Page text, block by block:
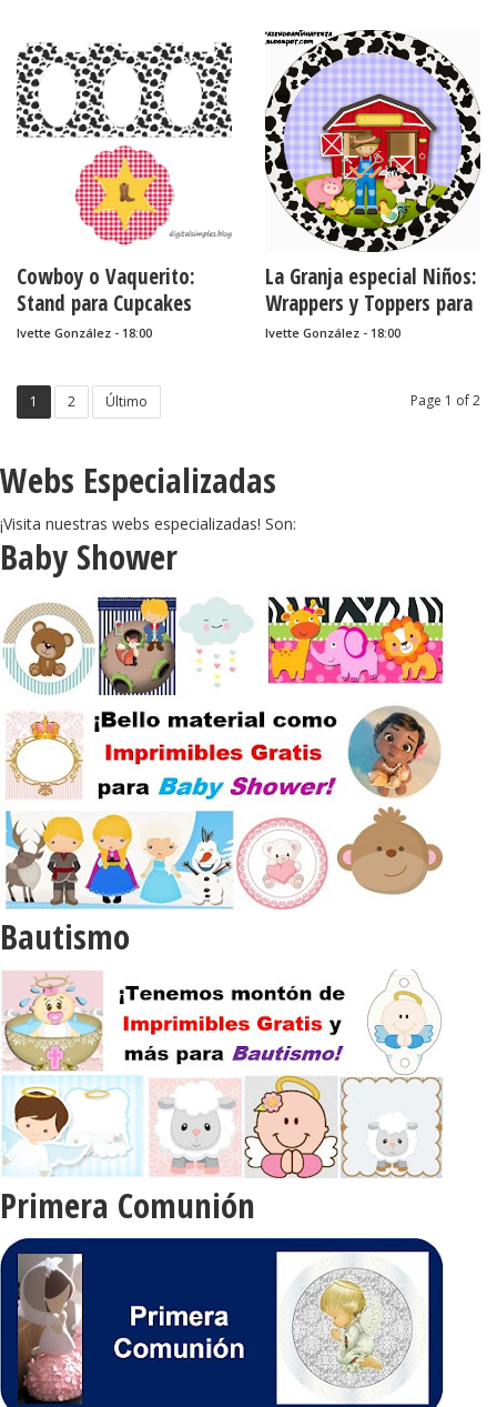
Cowboy o Vaquerito:
Stand para Cupcakes
para Imprimir Gratis.
Ivette González - 18:00
La Granja especial Niños:
Wrappers y Toppers para
Cupcakes para Imprimir
Ivette González - 18:00
Page 1 of 2
1 2 Último
Webs Especializadas
¡Visita nuestras webs especializadas! Son:
Baby Shower
Bautismo
Primera Comunión